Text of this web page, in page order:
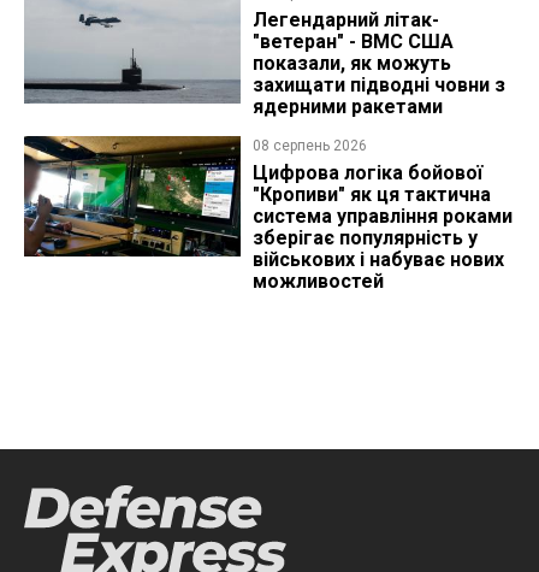
Легендарний літак-
"ветеран" - ВМС США
показали, як можуть
захищати підводні човни з
ядерними ракетами
08 серпень 2026
Цифрова логіка бойової
"Кропиви" як ця тактична
система управління роками
зберігає популярність у
військових і набуває нових
можливостей